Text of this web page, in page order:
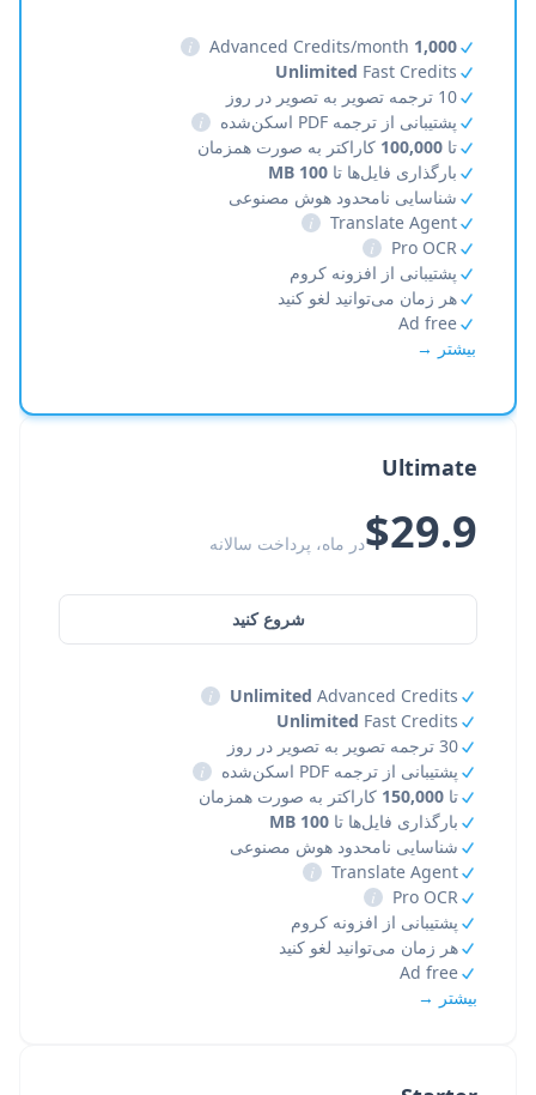
1,000
i
Unlimited Fast Credits
10 ترجمه تصویر به تصویر در روز
پشتیبانی از ترجمه PDF اسکن‌شده
i
تا 100,000 کاراکتر به صورت همزمان
بارگذاری فایل‌ها تا 100 MB
شناسایی نامحدود هوش مصنوعی
Translate Agent
i
Pro OCR
i
پشتیبانی از افزونه کروم
هر زمان می‌توانید لغو کنید
Ad free
بیشتر →
Ultimate
$29.9در ماه، پرداخت سالانه
شروع کنید
Unlimited Advanced Credits
i
Unlimited Fast Credits
30 ترجمه تصویر به تصویر در روز
پشتیبانی از ترجمه PDF اسکن‌شده
i
تا 150,000 کاراکتر به صورت همزمان
بارگذاری فایل‌ها تا 100 MB
شناسایی نامحدود هوش مصنوعی
Translate Agent
i
Pro OCR
i
پشتیبانی از افزونه کروم
هر زمان می‌توانید لغو کنید
Ad free
بیشتر →